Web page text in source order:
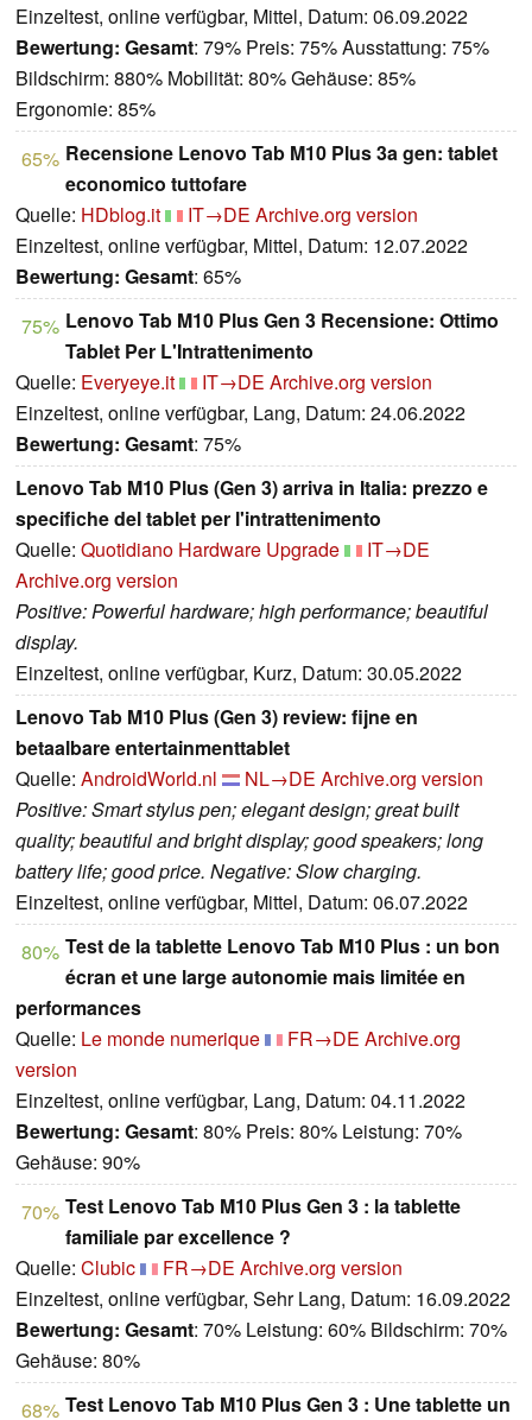
Einzeltest, online verfügbar, Mittel, Datum: 06.09.2022
Bewertung: Gesamt: 79% Preis: 75% Ausstattung: 75%
Bildschirm: 880% Mobilität: 80% Gehäuse: 85%
Ergonomie: 85%
65% Recensione Lenovo Tab M10 Plus 3a gen: tablet
economico tuttofare
Quelle: HDblog.it IT→DE Archive.org version
Einzeltest, online verfügbar, Mittel, Datum: 12.07.2022
Bewertung: Gesamt: 65%
75% Lenovo Tab M10 Plus Gen 3 Recensione: Ottimo
Tablet Per L'Intrattenimento
Quelle: Everyeye.it IT→DE Archive.org version
Einzeltest, online verfügbar, Lang, Datum: 24.06.2022
Bewertung: Gesamt: 75%
Lenovo Tab M10 Plus (Gen 3) arriva in Italia: prezzo e
specifiche del tablet per l'intrattenimento
Quelle: Quotidiano Hardware Upgrade
IT→DE
Archive.org version
Positive: Powerful hardware; high performance; beautiful
display.
Einzeltest, online verfügbar, Kurz, Datum: 30.05.2022
Lenovo Tab M10 Plus (Gen 3) review: fijne en
betaalbare entertainmenttablet
Quelle: AndroidWorld.nl NL→DE Archive.org version
Positive: Smart stylus pen; elegant design; great built
quality; beautiful and bright display; good speakers; long
battery life; good price. Negative: Slow charging.
Einzeltest, online verfügbar, Mittel, Datum: 06.07.2022
80% Test de la tablette Lenovo Tab M10 Plus : un bon
écran et une large autonomie mais limitée en
performances
Quelle: Le monde numerique FR→DE Archive.org
version
Einzeltest, online verfügbar, Lang, Datum: 04.11.2022
Bewertung: Gesamt: 80% Preis: 80% Leistung: 70%
Gehäuse: 90%
70% Test Lenovo Tab M10 Plus Gen 3 : la tablette
familiale par excellence ?
Quelle: Clubic FR→DE Archive.org version
Einzeltest, online verfügbar, Sehr Lang, Datum: 16.09.2022
Bewertung: Gesamt: 70% Leistung: 60% Bildschirm: 70%
Gehäuse: 80%
68% Test Lenovo Tab M10 Plus Gen 3 : Une tablette un